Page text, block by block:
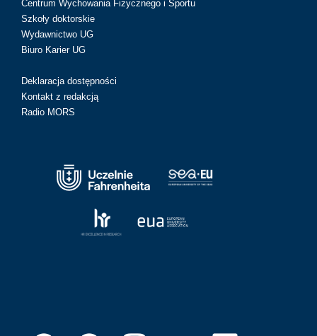
Centrum Wychowania Fizycznego i Sportu
Szkoły doktorskie
Wydawnictwo UG
Biuro Karier UG
Deklaracja dostępności
Kontakt z redakcją
Radio MORS